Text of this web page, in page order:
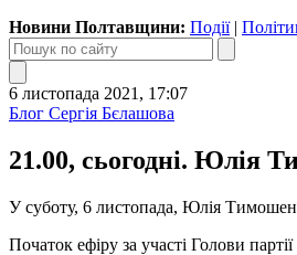
Новини Полтавщини: Події|
6 листопада 2021, 17:07
Блог Сергія Бєлашова
21.00, сьогодні. Юлія
У суботу, 6 листопада, Юлія
Початок ефіру за участі Голови